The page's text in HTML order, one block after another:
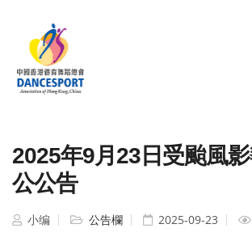
2025年9月23日受颱風
公公告
小编 公告欄 2025-09-23